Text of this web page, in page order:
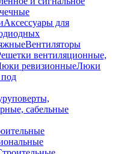
Аксессуары для
Вентиляторы
вентиляционные,
ревизионныеЛюки
сабельные